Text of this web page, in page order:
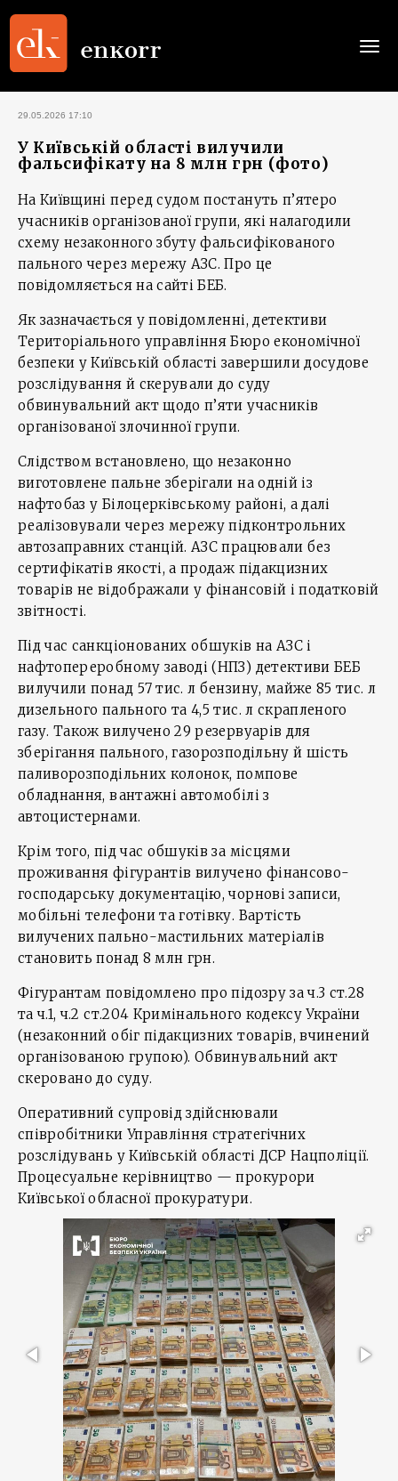
29.05.2026 17:10
У Київській області вилучили
фальсифікату на 8 млн грн (фото)
На Київщині перед судом постануть п’ятеро
учасників організованої групи, які налагодили
схему незаконного збуту фальсифікованого
пального через мережу АЗС. Про це
повідомляється на сайті БЕБ.
Як зазначається у повідомленні, детективи
Територіального управління Бюро економічної
безпеки у Київській області завершили досудове
розслідування й скерували до суду
обвинувальний акт щодо п’яти учасників
організованої злочинної групи.
Слідством встановлено, що незаконно
виготовлене пальне зберігали на одній із
нафтобаз у Білоцерківському районі, а далі
реалізовували через мережу підконтрольних
автозаправних станцій. АЗС працювали без
сертифікатів якості, а продаж підакцизних
товарів не відображали у фінансовій і податковій
звітності.
Під час санкціонованих обшуків на АЗС і
нафтопереробному заводі (НПЗ) детективи БЕБ
вилучили понад 57 тис. л бензину, майже 85 тис. л
дизельного пального та 4,5 тис. л скрапленого
газу. Також вилучено 29 резервуарів для
зберігання пального, газорозподільну й шість
паливорозподільних колонок, помпове
обладнання, вантажні автомобілі з
автоцистернами.
Крім того, під час обшуків за місцями
проживання фігурантів вилучено фінансово-
господарську документацію, чорнові записи,
мобільні телефони та готівку. Вартість
вилучених пально-мастильних матеріалів
становить понад 8 млн грн.
Фігурантам повідомлено про підозру за ч.3 ст.28
та ч.1, ч.2 ст.204 Кримінального кодексу України
(незаконний обіг підакцизних товарів, вчинений
організованою групою). Обвинувальний акт
скеровано до суду.
Оперативний супровід здійснювали
співробітники Управління стратегічних
розслідувань у Київській області ДСР Нацполіції.
Процесуальне керівництво — прокурори
Київської обласної прокуратури.